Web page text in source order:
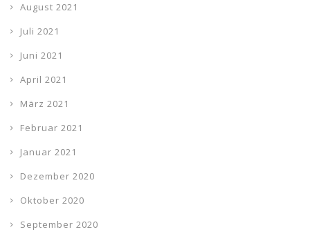
August 2021
Juli 2021
Juni 2021
April 2021
März 2021
Februar 2021
Januar 2021
Dezember 2020
Oktober 2020
September 2020